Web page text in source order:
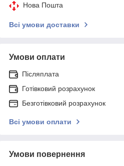
Нова Пошта
Всі умови доставки
Умови оплати
Післяплата
Готівковий розрахунок
Безготівковий розрахунок
Всі умови оплати
Умови повернення